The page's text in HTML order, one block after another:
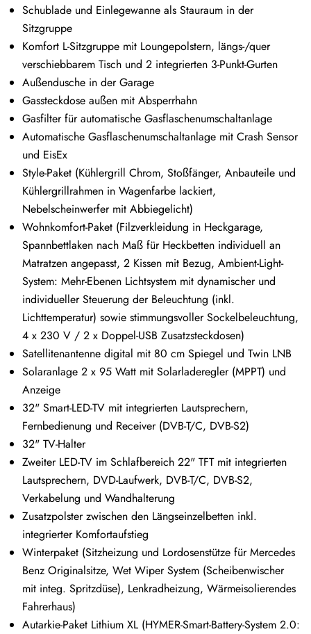
Schublade und Einlegewanne als Stauraum in der
Sitzgruppe
Komfort L-Sitzgruppe mit Loungepolstern, längs-/quer
verschiebbarem Tisch und 2 integrierten 3-Punkt-Gurten
Außendusche in der Garage
Gassteckdose außen mit Absperrhahn
Gasfilter für automatische Gasflaschenumschaltanlage
Automatische Gasflaschenumschaltanlage mit Crash Sensor
und EisEx
Style-Paket (Kühlergrill Chrom, Stoßfänger, Anbauteile und
Kühlergrillrahmen in Wagenfarbe lackiert,
Nebelscheinwerfer mit Abbiegelicht)
Wohnkomfort-Paket (Filzverkleidung in Heckgarage,
Spannbettlaken nach Maß für Heckbetten individuell an
Matratzen angepasst, 2 Kissen mit Bezug, Ambient-Light-
System: Mehr-Ebenen Lichtsystem mit dynamischer und
individueller Steuerung der Beleuchtung (inkl.
Lichttemperatur) sowie stimmungsvoller Sockelbeleuchtung,
4 x 230 V / 2 x Doppel-USB Zusatzsteckdosen)
Satellitenantenne digital mit 80 cm Spiegel und Twin LNB
Solaranlage 2 x 95 Watt mit Solarladeregler (MPPT) und
Anzeige
32" Smart-LED-TV mit integrierten Lautsprechern,
Fernbedienung und Receiver (DVB-T/C, DVB-S2)
32" TV-Halter
Zweiter LED-TV im Schlafbereich 22" TFT mit integrierten
Lautsprechern, DVD-Laufwerk, DVB-T/C, DVB-S2,
Verkabelung und Wandhalterung
Zusatzpolster zwischen den Längseinzelbetten inkl.
integrierter Komfortaufstieg
Winterpaket (Sitzheizung und Lordosenstütze für Mercedes
Benz Originalsitze, Wet Wiper System (Scheibenwischer
mit integ. Spritzdüse), Lenkradheizung, Wärmeisolierendes
Fahrerhaus)
Autarkie-Paket Lithium XL (HYMER-Smart-Battery-System 2.0: